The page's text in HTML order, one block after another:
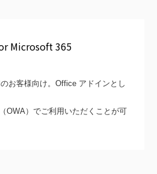
Microsoft 365
お客様向け。Office アドインとし
OWA）でご利用いただくことが可